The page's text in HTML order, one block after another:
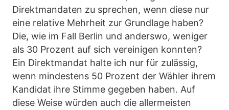
Direktmandaten zu sprechen, wenn diese nur
eine relative Mehrheit zur Grundlage haben?
Die, wie im Fall Berlin und anderswo, weniger
als 30 Prozent auf sich vereinigen konnten?
Ein Direktmandat halte ich nur für zulässig,
wenn mindestens 50 Prozent der Wähler ihrem
Kandidat ihre Stimme gegeben haben. Auf
diese Weise würden auch die allermeisten